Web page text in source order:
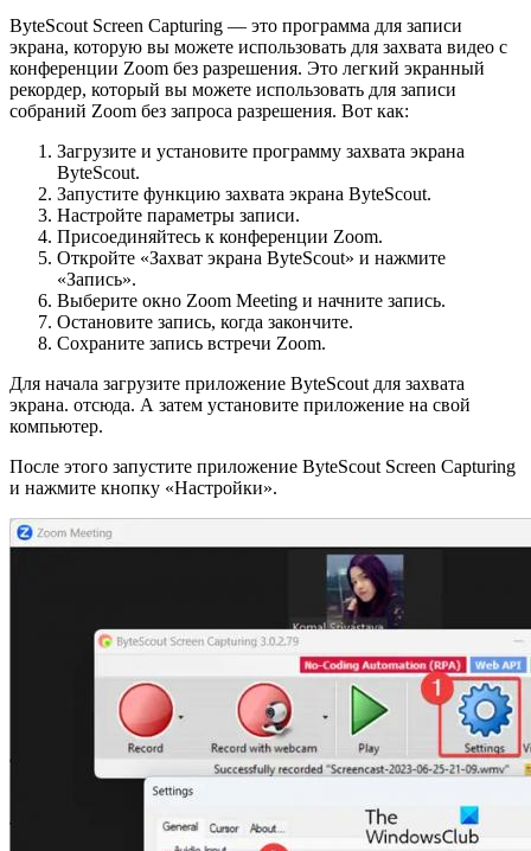
ByteScout Screen Capturing — это программа для записи
экрана, которую вы можете использовать для захвата видео с
конференции Zoom без разрешения. Это легкий экранный
рекордер, который вы можете использовать для записи
собраний Zoom без запроса разрешения. Вот как:
Загрузите и установите программу захвата экрана
ByteScout.
Запустите функцию захвата экрана ByteScout.
Настройте параметры записи.
Присоединяйтесь к конференции Zoom.
Откройте «Захват экрана ByteScout» и нажмите
«Запись».
Выберите окно Zoom Meeting и начните запись.
Остановите запись, когда закончите.
Сохраните запись встречи Zoom.
Для начала загрузите приложение ByteScout для захвата
экрана. отсюда. А затем установите приложение на свой
компьютер.
После этого запустите приложение ByteScout Screen Capturing
и нажмите кнопку «Настройки».